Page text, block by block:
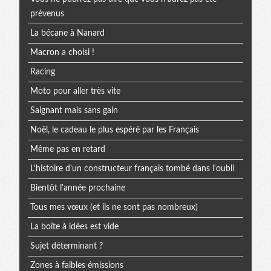
prévenus
La bécane à Nanard
Macron a choisi !
Racing
Moto pour aller très vite
Saignant mais sans gain
Noël, le cadeau le plus espéré par les Français
Même pas en retard
L'histoire d'un constructeur français tombé dans l'oubli
Bientôt l'année prochaine
Tous mes vœux (et ils ne sont pas nombreux)
La boîte à idées est vide
Sujet déterminant ?
Zones à faibles émissions